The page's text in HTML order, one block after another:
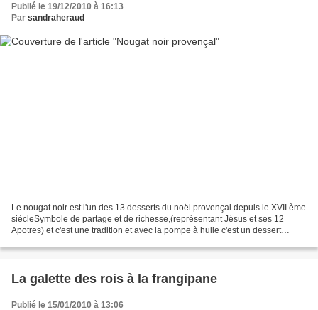
Publié le 19/12/2010 à 16:13
Par sandraheraud
Le nougat noir est l'un des 13 desserts du noël provençal depuis le XVII ème
siècleSymbole de partage et de richesse,(représentant Jésus et ses 12
Apotres) et c'est une tradition et avec la pompe à huile c'est un dessert
La galette des rois à la frangipane
Publié le 15/01/2010 à 13:06